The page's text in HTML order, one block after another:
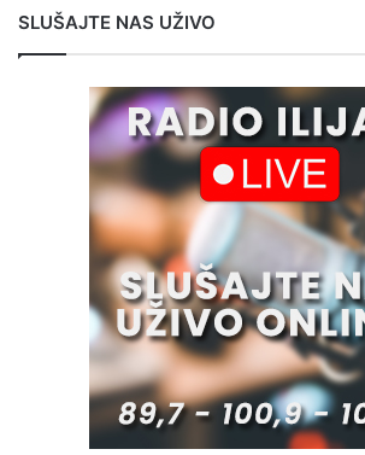
SLUŠAJTE NAS UŽIVO